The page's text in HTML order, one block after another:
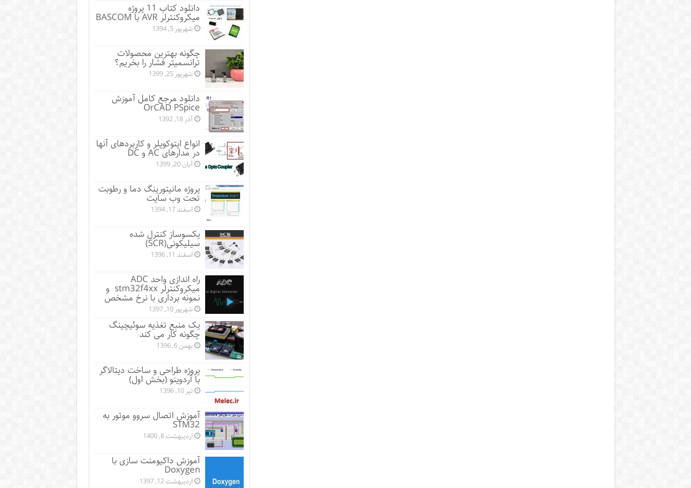
دانلود کتاب 11 پروژه
میکروکنترلر AVR با BASCOM
شهریور 5, 1394
چگونه بهترین محصولات
ترانسمیتر فشار را بخریم؟
شهریور 25, 1399
دانلود مرجع کامل آموزش
OrCAD PSpice
آذر 18, 1392
انواع اپتوکوپلر و کاربردهای آنها
در مدارهای AC و DC
آبان 20, 1399
پروژه مانيتورينگ دما و رطوبت
تحت وب سایت
اسفند 17, 1394
یکسوساز کنترل شده
سیلیکونی(SCR)
اسفند 11, 1396
راه اندازی واحد ADC
میکروکنترلر stm32f4xx و
نمونه برداری با نرخ مشخص
شهریور 10, 1397
یک منبع تغذیه سوئیچینگ
چگونه کار می کند
بهمن 6, 1396
پروژه طراحی و ساخت دیتالاگر
با آردوینو (بخش اول)
تیر 10, 1396
آموزش اتصال سروو موتور به
STM32
اردیبهشت 8, 1400
آموزش داکیومنت سازی با
Doxygen
اردیبهشت 12, 1397